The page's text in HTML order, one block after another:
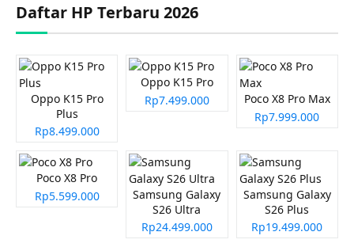
Daftar HP Terbaru 2026
Oppo K15 Pro
Plus
Rp8.499.000
Oppo K15 Pro
Rp7.499.000
Poco X8 Pro Max
Rp7.999.000
Poco X8 Pro
Rp5.599.000
Samsung Galaxy
S26 Ultra
Rp24.499.000
Samsung Galaxy
S26 Plus
Rp19.499.000